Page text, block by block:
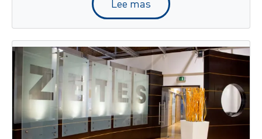
Lee mas